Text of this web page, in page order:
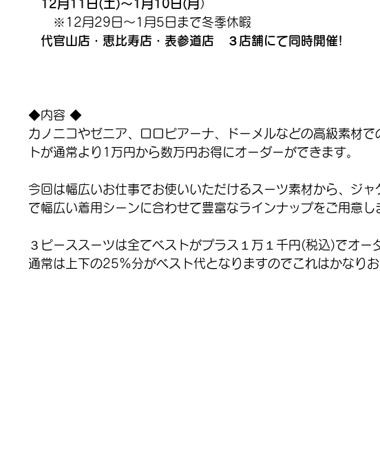
12月11日(土)〜1月10日(月 ）
※12月29日〜1月5日まで冬季休暇
代官山店・恵比寿店・表参道店　３店舗にて同時開催!
◆内容 ◆
カノニコやゼニア、ロロピアーナ、ドーメルなどの高級素材で
トが通常より1万円から数万円お得にオーダーができます。
今回は幅広いお仕事でお使いいただけるスーツ素材から、ジ
で幅広い着用シーンに合わせて豊富なラインナップをご用意し
３ピーススーツは全てベストがプラス１万１千円(税込)でオー
通常は上下の25%分がベスト代となりますのでこれはかなりお